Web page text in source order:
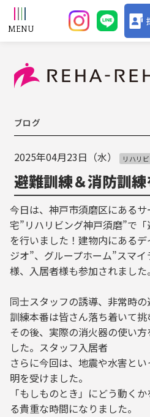
ブログ
2025年04月23日（水） リハリ
避難訓練＆消防訓
今日は、神戸市須磨区にある
宅”リハリビング神戸須磨”で「
を行いました！建物内にある
ジオ”、グループホーム”スマ
様、入居者様も参加されました。
同士スタッフの誘導、非常時の
訓練本番は皆さん落ち着いて挑
その後、実際の消火器の使い
した。スタッフ入居者
さらに今回は、地震や水害と
明を受けました。
「もしものとき」にどう動く
る貴重な時間になりました。